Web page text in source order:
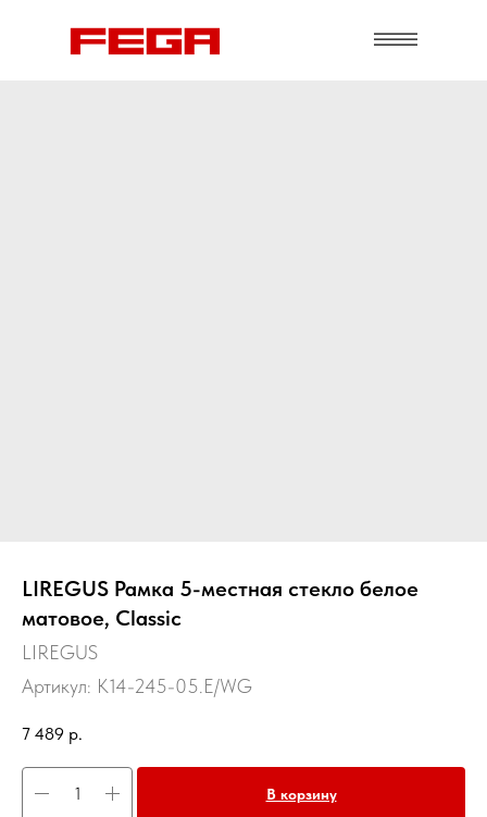
LIREGUS Рамка 5-местная стекло белое
матовое, Classic
LIREGUS
Артикул: K14-245-05.E/WG
7 489 р.
В корзину